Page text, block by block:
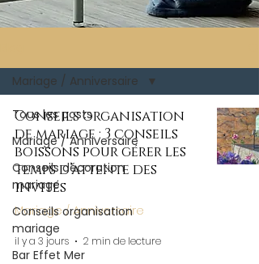
Tous les posts
Mariage / Anniversaire
Conseils décoration
mariage
Conseils organisation
mariage
Bar Effet Mer
Mariage / Anniversaire
Conseils organisation
de mariage : 3 conseils
boissons pour gérer les
temps d’attente des
invités
Mariage / Anniversaire
il y a 3 jours 2 min de lecture